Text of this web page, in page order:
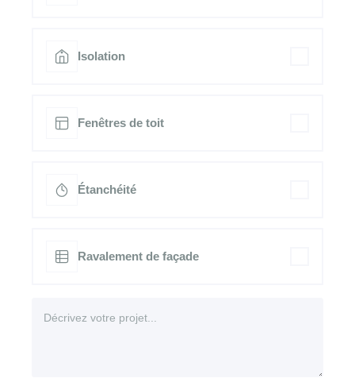
Isolation
Fenêtres de toit
Étanchéité
Ravalement de façade